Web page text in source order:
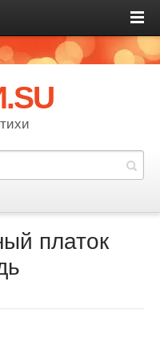
платок